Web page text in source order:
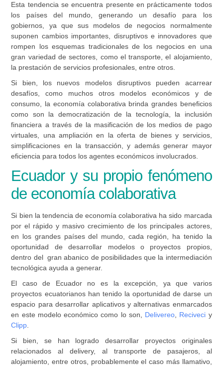
Esta tendencia se encuentra presente en prácticamente todos
los países del mundo, generando un desafío para los
gobiernos, ya que sus modelos de negocios normalmente
suponen cambios importantes, disruptivos e innovadores que
rompen los esquemas tradicionales de los negocios en una
gran variedad de sectores, como el transporte, el alojamiento,
la prestación de servicios profesionales, entre otros.
Si bien, los nuevos modelos disruptivos pueden acarrear
desafíos, como muchos otros modelos económicos y de
consumo, la economía colaborativa brinda grandes beneficios
como son la democratización de la tecnología, la inclusión
financiera a través de la masificación de los medios de pago
virtuales, una ampliación en la oferta de bienes y servicios,
simplificaciones en la transacción, y además generar mayor
eficiencia para todos los agentes económicos involucrados.
Ecuador y su propio fenómeno
de economía colaborativa
Si bien la tendencia de economía colaborativa ha sido marcada
por el rápido y masivo crecimiento de los principales actores,
en los grandes países del mundo, cada región, ha tenido la
oportunidad de desarrollar modelos o proyectos propios,
dentro del gran abanico de posibilidades que la intermediación
tecnológica ayuda a generar.
El caso de Ecuador no es la excepción, ya que varios
proyectos ecuatorianos han tenido la oportunidad de darse un
espacio para desarrollar aplicativos y alternativas enmarcados
en este modelo económico como lo son, Delivereo Reciveci y
Clipp
Si bien, se han logrado desarrollar proyectos originales
relacionados al delivery, al transporte de pasajeros, al
alojamiento, entre otros, probablemente el caso más llamativo,